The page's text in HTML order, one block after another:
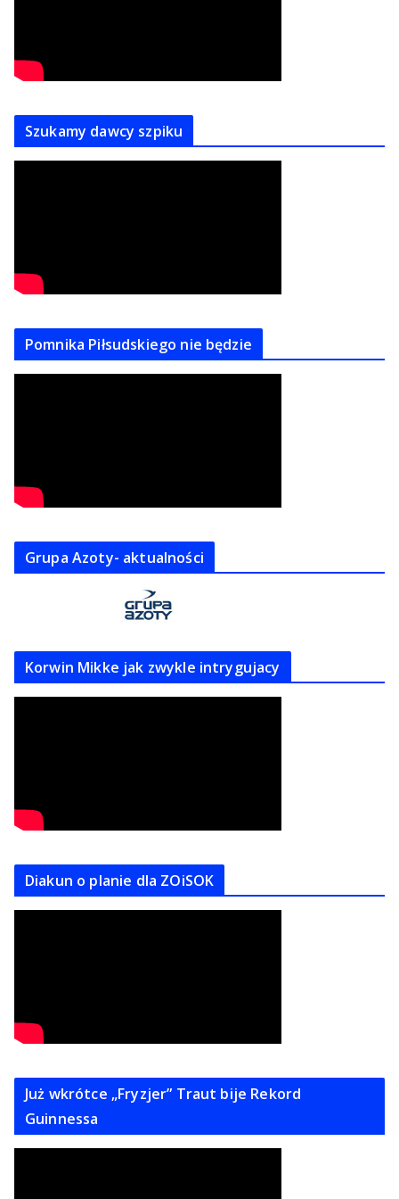
Szukamy dawcy szpiku
Pomnika Piłsudskiego nie będzie
Grupa Azoty- aktualności
Korwin Mikke jak zwykle intrygujacy
Diakun o planie dla ZOiSOK
Już wkrótce „Fryzjer” Traut bije Rekord
Guinnessa